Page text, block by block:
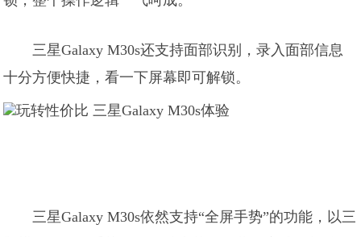
三星Galaxy M30s还支持面部识别，录入面部信息
十分方便快捷，看一下屏幕即可解锁。
三星Galaxy M30s依然支持“全屏手势”的功能，以三